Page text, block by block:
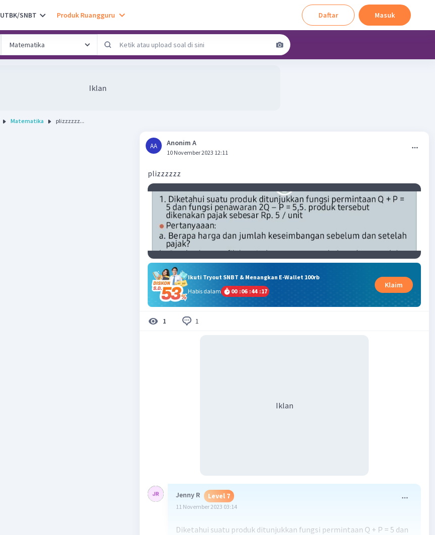
UTBK/SNBT Produk Ruangguru Daftar Masuk
Iklan
Matematika plizzzzzz...
AA Anonim A
10 November 2023 12:11
plizzzzzz
Ikuti Tryout SNBT & Menangkan E-Wallet 100rb
Habis dalam
00 :06 :44 :17
Klaim
1 1
Iklan
Jenny R Level 7
11 November 2023 03:14
Diketahui suatu produk ditunjukkan fungsi permintaan Q + P = 5 dan